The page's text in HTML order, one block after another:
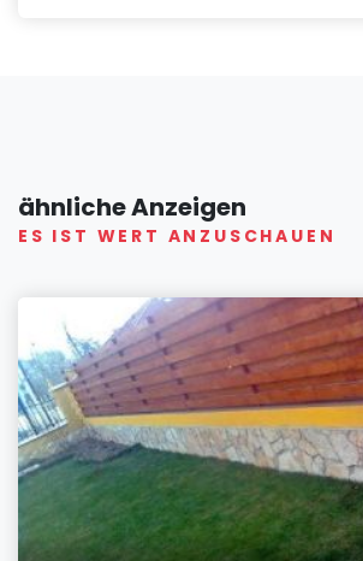
ähnliche Anzeigen
ES IST WERT ANZUSCHAUEN